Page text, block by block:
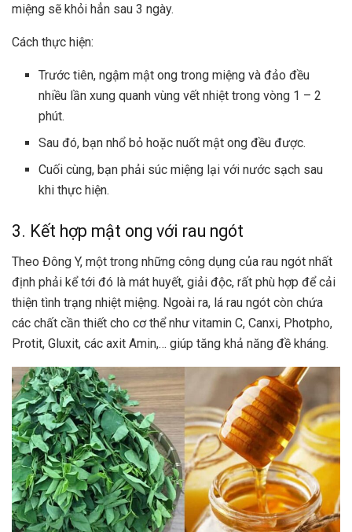
miệng sẽ khỏi hẳn sau 3 ngày.
Cách thực hiện:
Trước tiên, ngậm mật ong trong miệng và đảo đều
nhiều lần xung quanh vùng vết nhiệt trong vòng 1 – 2
phút.
Sau đó, bạn nhổ bỏ hoặc nuốt mật ong đều được.
Cuối cùng, bạn phải súc miệng lại với nước sạch sau
khi thực hiện.
3. Kết hợp mật ong với rau ngót
Theo Đông Y, một trong những công dụng của rau ngót nhất
định phải kể tới đó là mát huyết, giải độc, rất phù hợp để cải
thiện tình trạng nhiệt miệng. Ngoài ra, lá rau ngót còn chứa
các chất cần thiết cho cơ thể như vitamin C, Canxi, Photpho,
Protit, Gluxit, các axit Amin,… giúp tăng khả năng đề kháng.